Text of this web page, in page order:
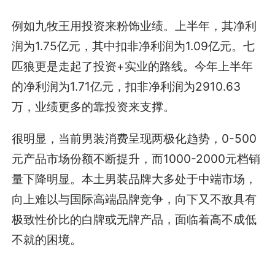
例如九牧王用投资来粉饰业绩。上半年，其净利
润为1.75亿元，其中扣非净利润为1.09亿元。七
匹狼更是走起了投资+实业的路线。今年上半年
的净利润为1.71亿元，扣非净利润为2910.63
万，业绩更多的靠投资来支撑。
很明显，当前男装消费呈现两极化趋势，0-500
元产品市场份额不断提升，而1000-2000元档销
量下降明显。本土男装品牌大多处于中端市场，
向上难以与国际高端品牌竞争，向下又不敌具有
极致性价比的白牌或无牌产品，面临着高不成低
不就的困境。